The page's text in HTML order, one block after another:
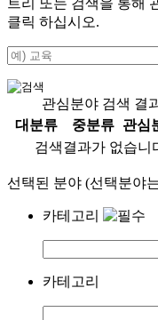
클릭 하십시오.
관심분야 검색 결
대분류
중분류
관심
검색결과가 없습니
선택된 분야 (선택분야
카테고리
카테고리